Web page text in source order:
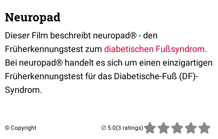
Neuropad
Dieser Film beschreibt neuropad® - den
Früherkennungstest zum diabetischen Fußsyndrom.
Bei neuropad® handelt es sich um einen einzigartigen
Früherkennungstest für das Diabetische-Fuß (DF)-
Syndrom.
© Copyright (3 ratings)